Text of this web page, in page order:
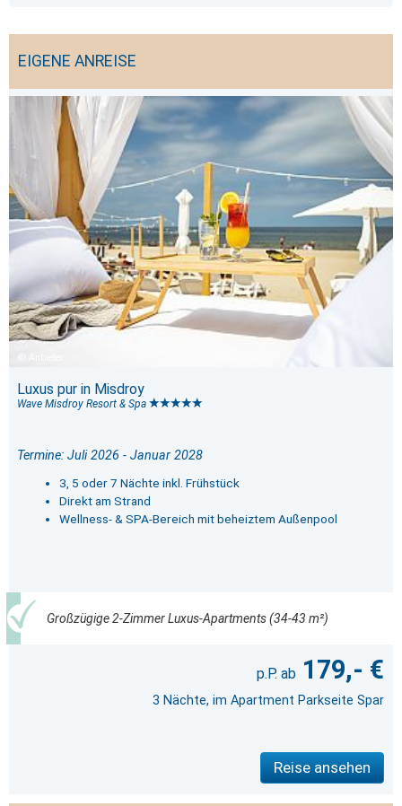
EIGENE ANREISE
Luxus pur in Misdroy
Wave Misdroy Resort & Spa
Termine: Juli 2026 - Januar 2028
3, 5 oder 7 Nächte inkl. Frühstück
Direkt am Strand
Wellness- & SPA-Bereich mit beheiztem Außenpool
Großzügige 2-Zimmer Luxus-Apartments (34-43 m²)
179,- €
3 Nächte, im Apartment Parkseite Spar
Reise ansehen